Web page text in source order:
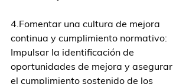
4.Fomentar una cultura de mejora
continua y cumplimiento normativo:
Impulsar la identificación de
oportunidades de mejora y asegurar
el cumplimiento sostenido de los